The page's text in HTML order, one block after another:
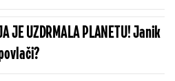
JE UZDRMALA PLANETU! Janik